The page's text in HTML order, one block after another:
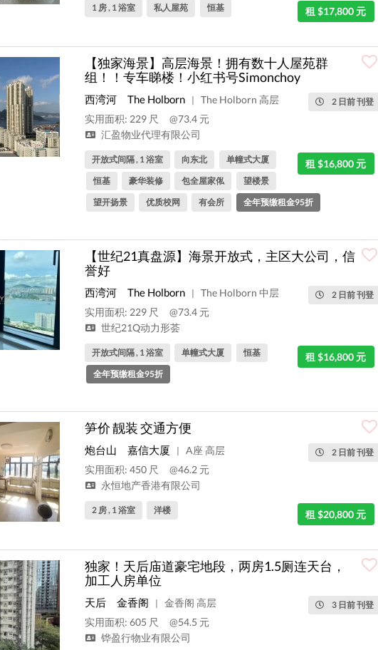
租 $17,800 元
1 房 , 1 浴室 私人屋苑 恒基
【独家海景】高层海景！拥有数十人屋苑群
组！！专车睇楼！小红书号Simonchoy
2 日前 刊登
西湾河 The Holborn |
The Holborn 高层
实用面积: 229 尺
@73.4 元
汇盈物业代理有限公司
租 $16,800 元
开放式间隔 , 1 浴室 向东北
单幢式大厦
恒基
豪华装修 包全屋家俬
望楼景
望开扬景
优质校网 有会所 全年预缴租金95折
【世纪21真盘源】海景开放式，主区大公司，信
誉好
2 日前 刊登
西湾河 The Holborn |
The Holborn 中层
实用面积: 229 尺
@73.4 元
世纪21Q动力形荟
租 $16,800 元
开放式间隔 , 1 浴室 单幢式大厦
恒基
全年预缴租金95折
笋价 靓装 交通方便
2 日前 刊登
炮台山 嘉信大厦 |
A座 高层
实用面积: 450 尺
@46.2 元
永恒地产香港有限公司
租 $20,800 元
2 房 , 1 浴室 洋楼
独家！天后庙道豪宅地段，两房1.5厕连天台，
加工人房单位
3 日前 刊登
天后 金香阁 |
金香阁 高层
实用面积: 605 尺
@54.5 元
铧盈行物业有限公司